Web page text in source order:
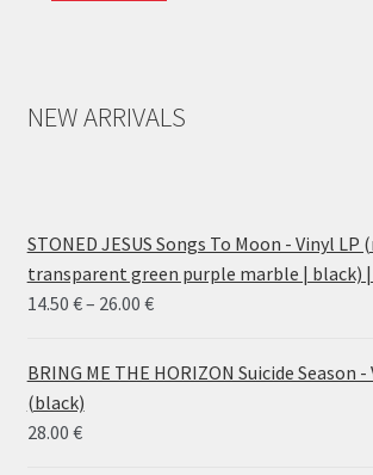
NEW ARRIVALS
STONED JESUS Songs To Moon - Vinyl LP
transparent green purple marble | black) |
14.50 €– 26.00 €Price
14.50 €
BRING ME THE HORIZON Suicide Season -
(black)
28.00 €